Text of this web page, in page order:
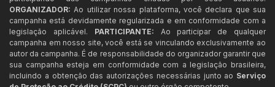
ORGANIZADOR: Ao utilizar nossa plataforma, você declara que sua
campanha está devidamente regularizada e em conformidade com a
legislação aplicável. PARTICIPANTE: Ao participar de qualquer
campanha em nosso site, você está se vinculando exclusivamente ao
autor da campanha. É de responsabilidade do organizador garantir que
sua campanha esteja em conformidade com a legislação brasileira,
incluindo a obtenção das autorizações necessárias junto ao Serviço